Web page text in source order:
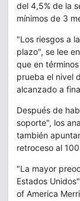
del 4,5% de la
mínimos de 3
"Los riesgos a
plazo", se lee
que en
prueba el nivel
alcanzado a
Después de
soporte", los
también
retroceso al
"La mayor
Estados
of America